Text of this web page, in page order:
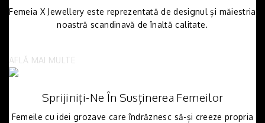
Femeia X Jewellery este reprezentată de designul și măiestria
noastră scandinavă de înaltă calitate.
AFLĂ MAI MULTE
Sprijiniți-Ne În Susținerea Femeilor
Femeile cu idei grozave care îndrăznesc să-și creeze propria